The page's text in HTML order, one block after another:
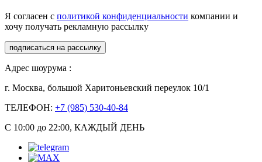
Я согласен с политикой конфиденциальности компании и
хочу получать рекламную рассылку
подписаться на рассылку
Адрес шоурума :
г. Москва, большой Харитоньевский переулок 10/1
ТЕЛЕФОН: +7 (985) 530-40-84
С 10:00 до 22:00, КАЖДЫЙ ДЕНЬ